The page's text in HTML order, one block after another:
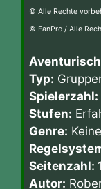
© Alle Rechte
© FanPro / Alle
Typ:
Spielerzahl:
Stufen:
Genre:
Seitenzahl:
Autor: